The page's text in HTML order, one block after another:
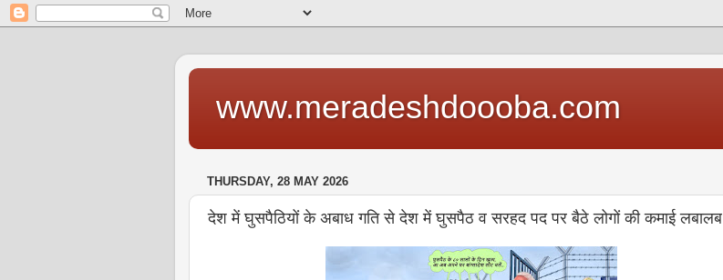
www.meradeshdoooba.com
THURSDAY, 28 MAY 2026
देश में घुसपैठियों के अबाध गति से देश में घुसपैठ व सरहद पद पर बैठे लोगों की कमाई लबालब